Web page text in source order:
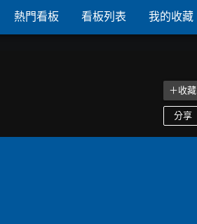
熱門看板 看板列表 我的收藏
＋收藏
分享